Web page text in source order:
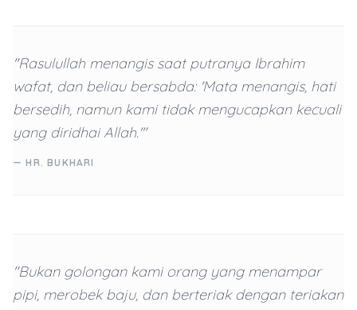
"Rasulullah menangis saat putranya Ibrahim
wafat, dan beliau bersabda: 'Mata menangis, hati
bersedih, namun kami tidak mengucapkan kecuali
yang diridhai Allah.'"
— HR. BUKHARI
"Bukan golongan kami orang yang menampar
pipi, merobek baju, dan berteriak dengan teriakan